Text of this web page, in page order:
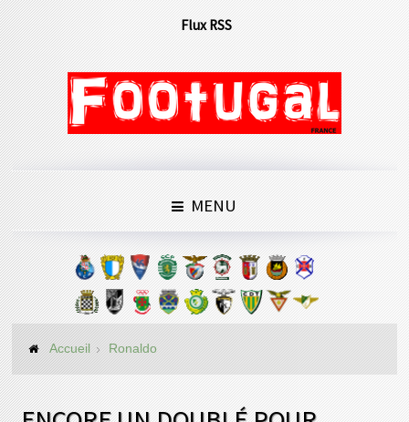
Flux RSS
MENU
Accueil Ronaldo